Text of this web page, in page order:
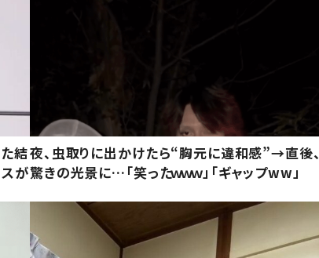
結
が
夜、虫取りに出かけたら“胸元に違和感”→直後、
驚きの光景に…「笑ったｗｗｗ」「ギャップww」